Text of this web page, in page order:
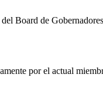
Board de
por el actual